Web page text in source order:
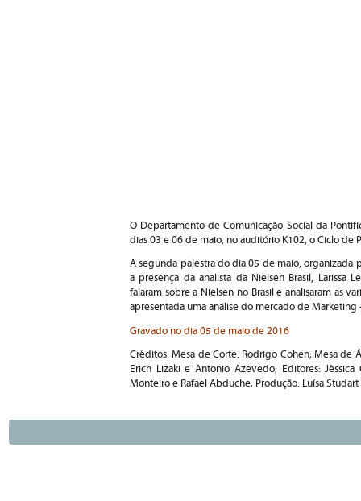
O Departamento de Comunicação Social da
dias 03 e 06 de maio, no auditório K102, o Ciclo de
A segunda palestra do dia 05 de maio, organizada
a presença da analista da Nielsen Brasil, Larissa
falaram sobre a Nielsen no Brasil e analisaram as
apresentada uma análise do mercado de Marketing
Gravado no dia 05 de maio de 2016
Créditos: Mesa de Corte: Rodrigo Cohen; Mesa de
Erich Lizaki e Antonio Azevedo; Editores:
Monteiro e Rafael Abduche; Produção: Luísa